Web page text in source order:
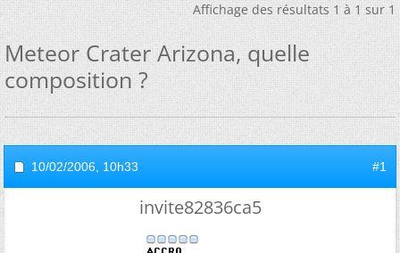
Affichage des résultats 1 à 1 sur 1
Meteor Crater Arizona, quelle
composition ?
10/02/2006, 10h33 #1
invite82836ca5